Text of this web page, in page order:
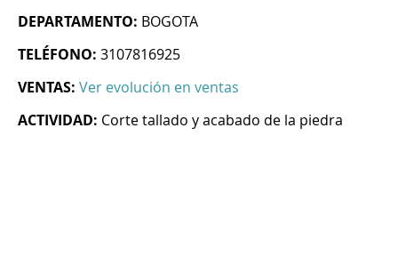
DEPARTAMENTO: BOGOTA
TELÉFONO: 3107816925
VENTAS: Ver evolución en ventas
ACTIVIDAD: Corte tallado y acabado de la piedra